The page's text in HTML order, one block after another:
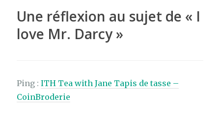
o
k
Une réflexion au sujet de « I
love Mr. Darcy»
Ping :ITH Tea with Jane Tapis de tasse –
CoinBroderie